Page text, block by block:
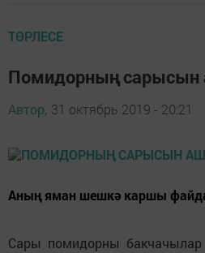
ТӨРЛЕСЕ
Помидорның сарысын
Автор, 31 октябрь 2019 - 20:21
Аның яман шешкә каршы
Сары помидорны бакчачылар